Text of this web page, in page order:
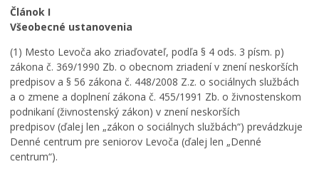
Článok I
Všeobecné ustanovenia
(1) Mesto Levoča ako zriaďovateľ, podľa § 4 ods. 3 písm. p)
zákona č. 369/1990 Zb. o obecnom zriadení v znení neskorších
predpisov a § 56 zákona č. 448/2008 Z.z. o sociálnych službách
a o zmene a doplnení zákona č. 455/1991 Zb. o živnostenskom
podnikaní (živnostenský zákon) v znení neskorších
predpisov (ďalej len „zákon o sociálnych službách“) prevádzkuje
Denné centrum pre seniorov Levoča (ďalej len „Denné
centrum“).